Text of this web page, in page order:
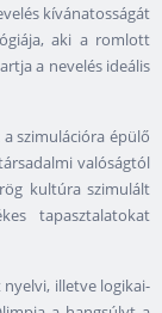
kívánatosságát
aki a romlott
a nevelés ideális
szimulációra épülő
valóságtól
kultúra szimulált
tapasztalatokat
illetve logikai-